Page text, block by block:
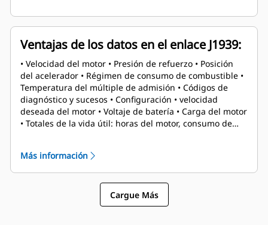
Ventajas de los datos en el enlace J1939:
• Velocidad del motor • Presión de refuerzo • Posición
del acelerador • Régimen de consumo de combustible •
Temperatura del múltiple de admisión • Códigos de
diagnóstico y sucesos • Configuración • velocidad
deseada del motor • Voltaje de batería • Carga del motor
• Totales de la vida útil: horas del motor, consumo de
promedio, combustible a velocidad en vacío, horas de
inactividad, horas del motor, consumo de combustible,
restablecimiento de viaje
Más información
Cargue Más